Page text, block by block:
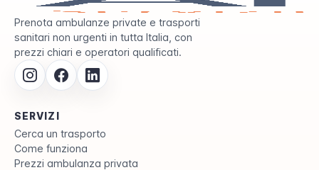
Prenota ambulanze private e trasporti
sanitari non urgenti in tutta Italia, con
prezzi chiari e operatori qualificati.
SERVIZI
Cerca un trasporto
Come funziona
Prezzi ambulanza privata